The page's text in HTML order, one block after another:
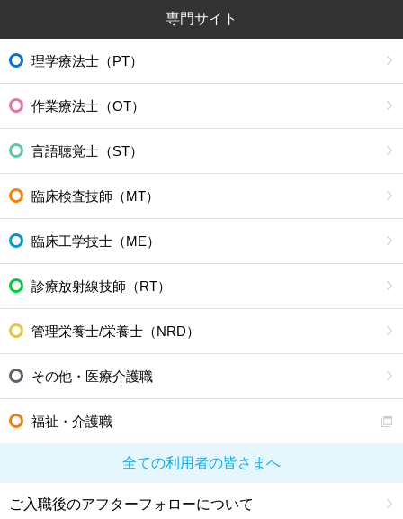
専門サイト
理学療法士（PT）
作業療法士（OT）
言語聴覚士（ST）
臨床検査技師（MT）
臨床工学技士（ME）
診療放射線技師（RT）
管理栄養士/栄養士（NRD）
その他・医療介護職
福祉・介護職
全ての利用者の皆さまへ
ご入職後のアフターフォローについて